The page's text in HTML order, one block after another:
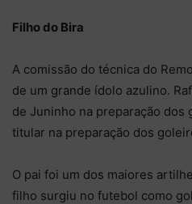
Filho do Bira
A comissão do técnica do
de um grande ídolo azulino.
de Juninho na preparação
titular na preparação dos
O pai foi um dos maiores
filho surgiu no futebol como